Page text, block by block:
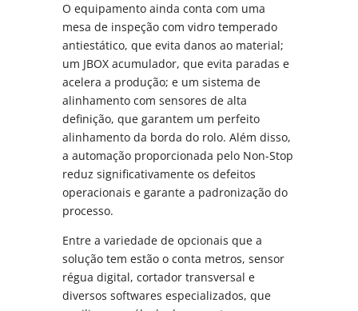
O equipamento ainda conta com uma
mesa de inspeção com vidro temperado
antiestático, que evita danos ao material;
um JBOX acumulador, que evita paradas e
acelera a produção; e um sistema de
alinhamento com sensores de alta
definição, que garantem um perfeito
alinhamento da borda do rolo. Além disso,
a automação proporcionada pelo Non-Stop
reduz significativamente os defeitos
operacionais e garante a padronização do
processo.
Entre a variedade de opcionais que a
solução tem estão o conta metros, sensor
régua digital, cortador transversal e
diversos softwares especializados, que